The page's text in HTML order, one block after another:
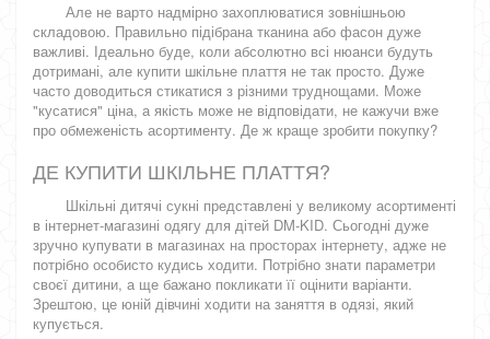
Але не варто надмірно захоплюватися зовнішньою
складовою. Правильно підібрана тканина або фасон дуже
важливі. Ідеально буде, коли абсолютно всі нюанси будуть
дотримані, але купити шкільне плаття не так просто. Дуже
часто доводиться стикатися з різними труднощами. Може
"кусатися" ціна, а якість може не відповідати, не кажучи вже
про обмеженість асортименту. Де ж краще зробити покупку?
ДЕ КУПИТИ ШКІЛЬНЕ ПЛАТТЯ?
Шкільні дитячі сукні представлені у великому асортименті
в інтернет-магазині одягу для дітей DM-KID. Сьогодні дуже
зручно купувати в магазинах на просторах інтернету, адже не
потрібно особисто кудись ходити. Потрібно знати параметри
своєї дитини, а ще бажано покликати її оцінити варіанти.
Зрештою, це юній дівчині ходити на заняття в одязі, який
купується.